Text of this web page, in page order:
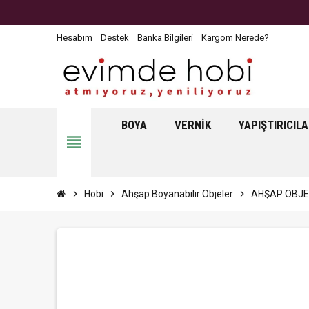
Hesabım Destek Banka Bilgileri Kargom Nerede?
view_headline
BOYA VERNIK
chevron_right Hobi chevron_right Ahşap Boyanabilir Objeler chevron_right AHŞAP